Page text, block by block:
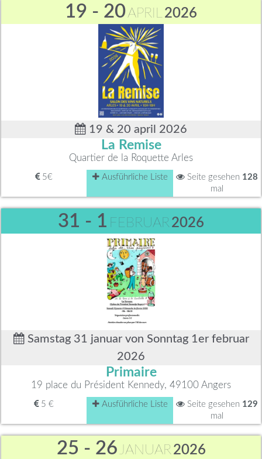
19 - 20APRIL2026
19 & 20 april 2026
La Remise
Quartier de la Roquette Arles
5€ Ausführliche Liste Seite gesehen 128
mal
31 - 1 FEBRUAR2026
Samstag 31 januar von Sonntag 1er februar
2026
Primaire
19 place du Président Kennedy, 49100 Angers
5 € Ausführliche Liste Seite gesehen 129
mal
25 - 26JANUAR2026